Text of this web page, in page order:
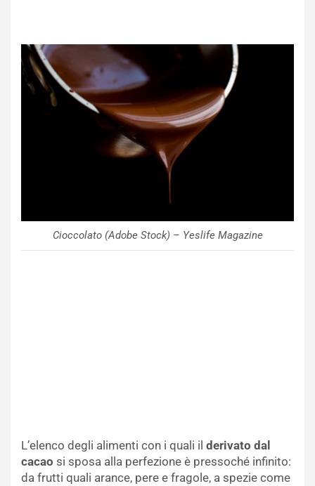
Cioccolato (Adobe Stock) – Yeslife Magazine
L’elenco degli alimenti con i quali il derivato dal
cacao si sposa alla perfezione è pressoché infinito:
da frutti quali arance, pere e fragole, a spezie come